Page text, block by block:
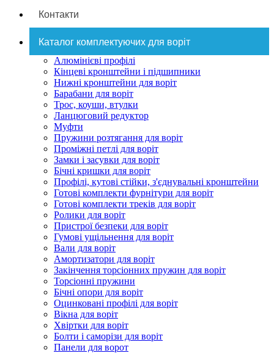
Контакти
Каталог комплектуючих для воріт
Алюмінієві профілі
Кінцеві кронштейни і підшипники
Нижні кронштейни для воріт
Барабани для воріт
Трос, коуши, втулки
Ланцюговий редуктор
Муфти
Пружини розтягання для воріт
Проміжні петлі для воріт
Замки і засувки для воріт
Бічні кришки для воріт
Профілі, кутові стійки, з'єднувальні кронштейни
Готові комплекти фурнітури для воріт
Готові комплекти треків для воріт
Ролики для воріт
Пристрої безпеки для воріт
Гумові ущільнення для воріт
Вали для воріт
Амортизатори для воріт
Закінчення торсіонних пружин для воріт
Торсіонні пружини
Бічні опори для воріт
Оцинковані профілі для воріт
Вікна для воріт
Хвіртки для воріт
Болти і саморізи для воріт
Панели для ворот